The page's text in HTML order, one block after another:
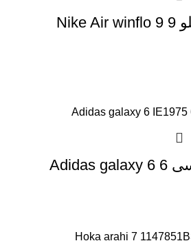
کتونی نایک ایر وینفلو 9 Nike Air winflo 9
کتونی آدیداس گلکسی 6 Adidas galaxy 6